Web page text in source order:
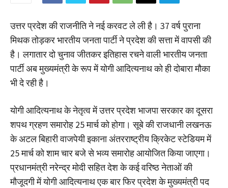
उत्तर प्रदेश की राजनीति ने नई करवट ले ली है। 37 वर्ष पुराना
मिथक तोड़कर भारतीय जनता पार्टी ने प्रदेश की सत्ता में वापसी की
है। लगातार दो चुनाव जीतकर इतिहास रचने वाली भारतीय जनता
पार्टी अब मुख्यमंत्री के रूप में योगी आदित्यनाथ को ही दोबारा मौका
भी दे रही है।
योगी आदित्यनाथ के नेतृत्व में उत्तर प्रदेश भाजपा सरकार का दूसरा
शपथ ग्रहण समारोह 25 मार्च को होगा। सूबे की राजधानी लखनऊ
के अटल बिहारी वाजपेयी इकाना अंतरराष्ट्रीय क्रिकेट स्टेडियम में
25 मार्च को शाम चार बजे से भव्य समारोह आयोजित किया जाएगा।
प्रधानमंत्री नरेन्द्र मोदी सहित देश के कई वरिष्ठ नेताओं की
मौजूदगी में योगी आदित्यनाथ एक बार फिर प्रदेश के मुख्यमंत्री पद